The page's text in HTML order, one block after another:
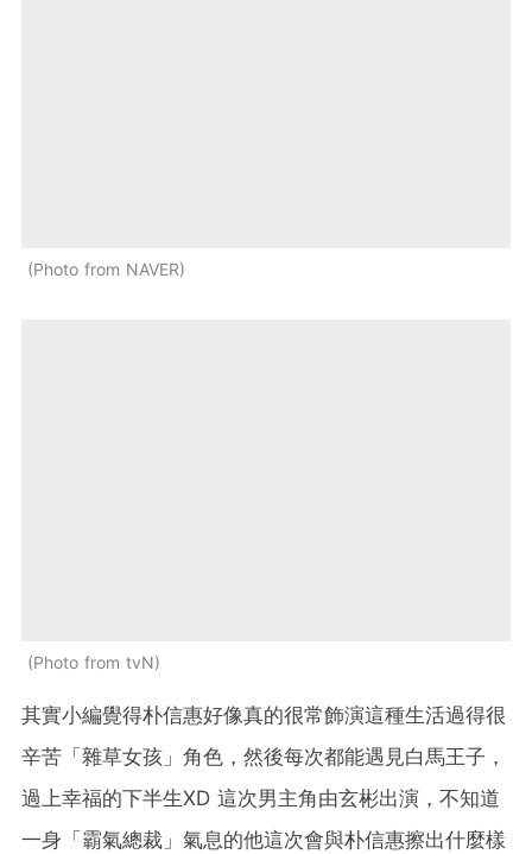
Photo from NAVER
Photo from tvN
其實小編覺得朴信惠好像真的很常飾演這種生活過得很
辛苦「雜草女孩」角色，然後每次都能遇見白馬王子，
過上幸福的下半生XD 這次男主角由玄彬出演，不知道
一身「霸氣總裁」氣息的他這次會與朴信惠擦出什麼樣